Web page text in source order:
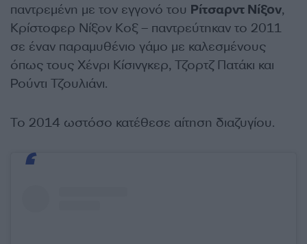
παντρεμένη με τον εγγονό του Ρίτσαρντ Νίξον,
Κρίστοφερ Νίξον Κοξ – παντρεύτηκαν το 2011
σε έναν παραμυθένιο γάμο με καλεσμένους
όπως τους Χένρι Κίσινγκερ, Τζορτζ Πατάκι και
Ρούντι Τζουλιάνι.
Το 2014 ωστόσο κατέθεσε αίτηση διαζυγίου.